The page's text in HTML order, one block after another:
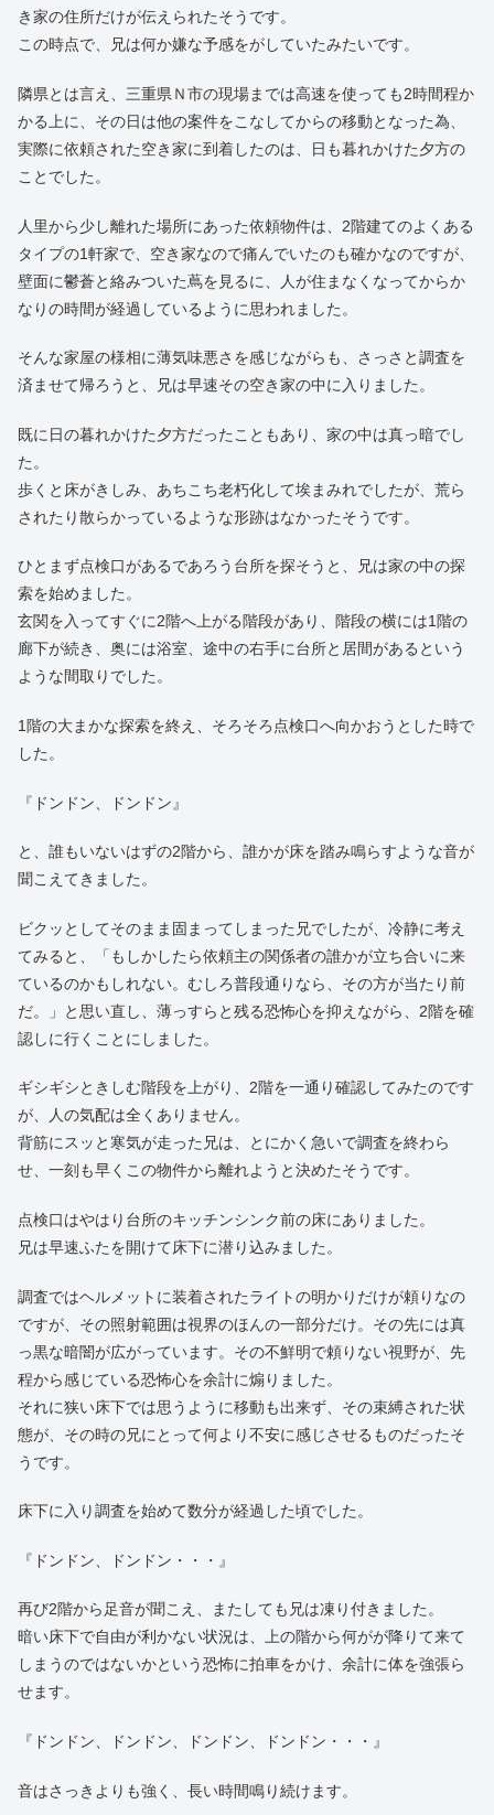
き家の住所だけが伝えられたそうです。
この時点で、兄は何か嫌な予感をがしていたみたいです。
隣県とは言え、三重県Ｎ市の現場までは高速を使っても2時間程か
かる上に、その日は他の案件をこなしてからの移動となった為、
実際に依頼された空き家に到着したのは、日も暮れかけた夕方の
ことでした。
人里から少し離れた場所にあった依頼物件は、2階建てのよくある
タイプの1軒家で、空き家なので痛んでいたのも確かなのですが、
壁面に鬱蒼と絡みついた蔦を見るに、人が住まなくなってからか
なりの時間が経過しているように思われました。
そんな家屋の様相に薄気味悪さを感じながらも、さっさと調査を
済ませて帰ろうと、兄は早速その空き家の中に入りました。
既に日の暮れかけた夕方だったこともあり、家の中は真っ暗でし
た。
歩くと床がきしみ、あちこち老朽化して埃まみれでしたが、荒ら
されたり散らかっているような形跡はなかったそうです。
ひとまず点検口があるであろう台所を探そうと、兄は家の中の探
索を始めました。
玄関を入ってすぐに2階へ上がる階段があり、階段の横には1階の
廊下が続き、奥には浴室、途中の右手に台所と居間があるという
ような間取りでした。
1階の大まかな探索を終え、そろそろ点検口へ向かおうとした時で
した。
『ドンドン、ドンドン』
と、誰もいないはずの2階から、誰かが床を踏み鳴らすような音が
聞こえてきました。
ビクッとしてそのまま固まってしまった兄でしたが、冷静に考え
てみると、「もしかしたら依頼主の関係者の誰かが立ち合いに来
ているのかもしれない。むしろ普段通りなら、その方が当たり前
だ。」と思い直し、薄っすらと残る恐怖心を抑えながら、2階を確
認しに行くことにしました。
ギシギシときしむ階段を上がり、2階を一通り確認してみたのです
が、人の気配は全くありません。
背筋にスッと寒気が走った兄は、とにかく急いで調査を終わら
せ、一刻も早くこの物件から離れようと決めたそうです。
点検口はやはり台所のキッチンシンク前の床にありました。
兄は早速ふたを開けて床下に潜り込みました。
調査ではヘルメットに装着されたライトの明かりだけが頼りなの
ですが、その照射範囲は視界のほんの一部分だけ。その先には真
っ黒な暗闇が広がっています。その不鮮明で頼りない視野が、先
程から感じている恐怖心を余計に煽りました。
それに狭い床下では思うように移動も出来ず、その束縛された状
態が、その時の兄にとって何より不安に感じさせるものだったそ
うです。
床下に入り調査を始めて数分が経過した頃でした。
『ドンドン、ドンドン・・・』
再び2階から足音が聞こえ、またしても兄は凍り付きました。
暗い床下で自由が利かない状況は、上の階から何がが降りて来て
しまうのではないかという恐怖に拍車をかけ、余計に体を強張ら
せます。
『ドンドン、ドンドン、ドンドン、ドンドン・・・』
音はさっきよりも強く、長い時間鳴り続けます。